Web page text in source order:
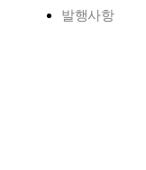
발행사항